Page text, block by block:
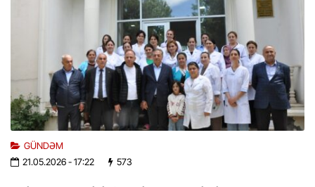
GÜNDƏM
21.05.2026- 17:22 573